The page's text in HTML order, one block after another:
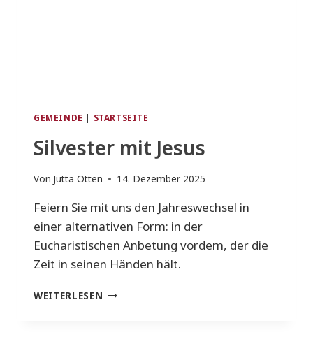
GEMEINDE | STARTSEITE
Silvester mit Jesus
Von Jutta Otten 14. Dezember 2025
Feiern Sie mit uns den Jahreswechsel in
einer alternativen Form: in der
Eucharistischen Anbetung vordem, der die
Zeit in seinen Händen hält.
WEITERLESEN SILVESTER